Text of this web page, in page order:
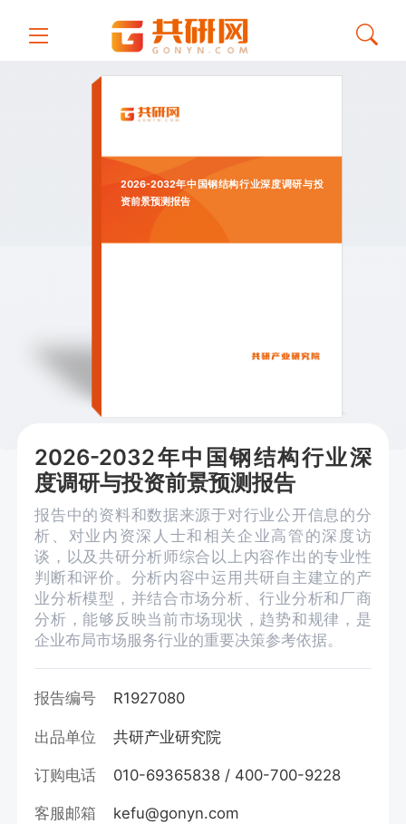
2026-2032年中国钢结构行业深度调研与投
资前景预测报告
2026-2032年中国钢结构行业深
度调研与投资前景预测报告
报告中的资料和数据来源于对行业公开信息的分
析、对业内资深人士和相关企业高管的深度访
谈，以及共研分析师综合以上内容作出的专业性
判断和评价。分析内容中运用共研自主建立的产
业分析模型，并结合市场分析、行业分析和厂商
分析，能够反映当前市场现状，趋势和规律，是
企业布局市场服务行业的重要决策参考依据。
报告编号 R1927080
出品单位 共研产业研究院
订购电话 010-69365838 / 400-700-9228
客服邮箱 kefu@gonyn.com